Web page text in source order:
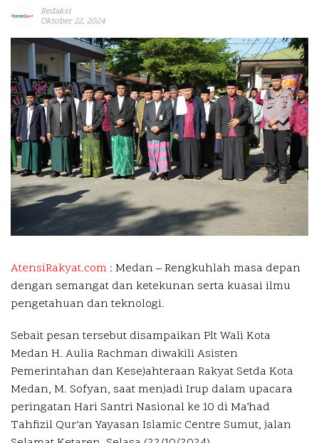
Redaksi
Oktober 22, 2024
AtensiRakyat.com : Medan – Rengkuhlah masa depan
dengan semangat dan ketekunan serta kuasai ilmu
pengetahuan dan teknologi.
Sebait pesan tersebut disampaikan Plt Wali Kota
Medan H. Aulia Rachman diwakili Asisten
Pemerintahan dan Kesejahteraan Rakyat Setda Kota
Medan, M. Sofyan, saat menjadi Irup dalam upacara
peringatan Hari Santri Nasional ke 10 di Ma’had
Tahfizil Qur’an Yayasan Islamic Centre Sumut, jalan